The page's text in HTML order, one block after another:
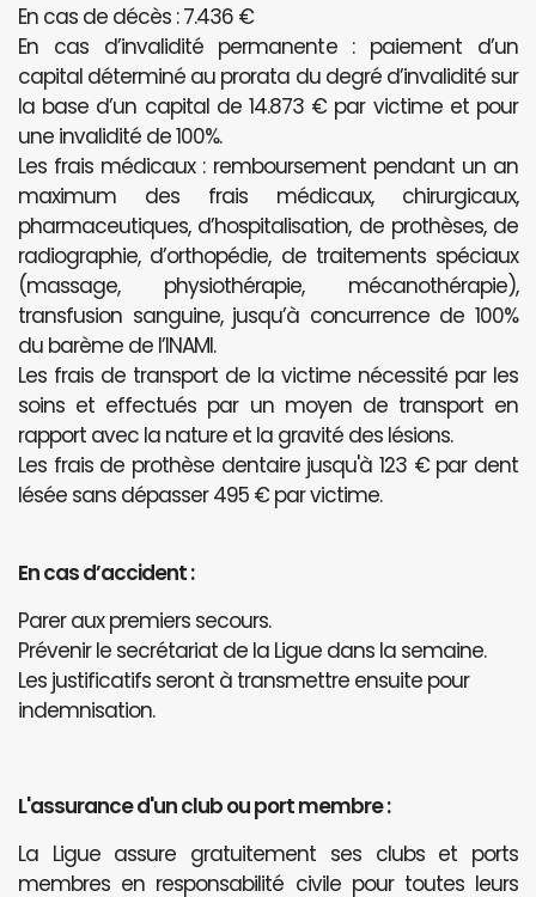
En cas de décès : 7.436 €
En cas d’invalidité permanente : paiement d’un
capital déterminé au prorata du degré d’invalidité sur
la base d’un capital de 14.873 € par victime et pour
une invalidité de 100%.
Les frais médicaux : remboursement pendant un an
maximum des frais médicaux, chirurgicaux,
pharmaceutiques, d’hospitalisation, de prothèses, de
radiographie, d’orthopédie, de traitements spéciaux
(massage, physiothérapie, mécanothérapie),
transfusion sanguine, jusqu’à concurrence de 100%
du barème de l’INAMI.
Les frais de transport de la victime nécessité par les
soins et effectués par un moyen de transport en
rapport avec la nature et la gravité des lésions.
Les frais de prothèse dentaire jusqu'à 123 € par dent
lésée sans dépasser 495 € par victime.
En cas d’accident :
Parer aux premiers secours.
Prévenir le secrétariat de la Ligue dans la semaine.
Les justificatifs seront à transmettre ensuite pour
indemnisation.
L'assurance d'un club ou port membre :
La Ligue assure gratuitement ses clubs et ports
membres en responsabilité civile pour toutes leurs